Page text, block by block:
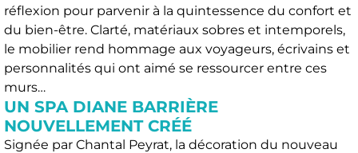
réflexion pour parvenir à la quintessence du confort et
du bien-être. Clarté, matériaux sobres et intemporels,
le mobilier rend hommage aux voyageurs, écrivains et
personnalités qui ont aimé se ressourcer entre ces
murs…
UN SPA DIANE BARRIÈRE
NOUVELLEMENT CRÉÉ
Signée par Chantal Peyrat, la décoration du nouveau